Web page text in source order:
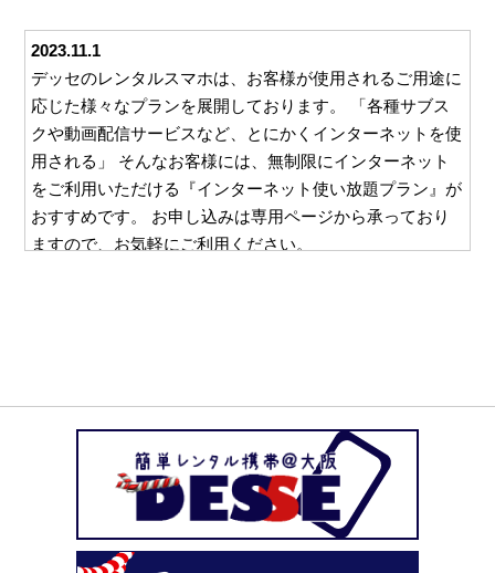
2023.11.1
デッセのレンタルスマホは、お客様が使用されるご用途に
応じた様々なプランを展開しております。 「各種サブス
クや動画配信サービスなど、とにかくインターネットを使
用される」 そんなお客様には、無制限にインターネット
をご利用いただける『インターネット使い放題プラン』が
おすすめです。 お申し込みは専用ページから承っており
ますので、お気軽にご利用ください。
にお送りすることは一切ございません。 お客様と直接や
り取りのできるメールやお電話でのご請求となりますの
で、万一レンタルスマホの使用を他の方に知られたくな
い、という場合も安心してご利用いただけます。
デッセがスマホのレンタルと並行して展開しているのが、